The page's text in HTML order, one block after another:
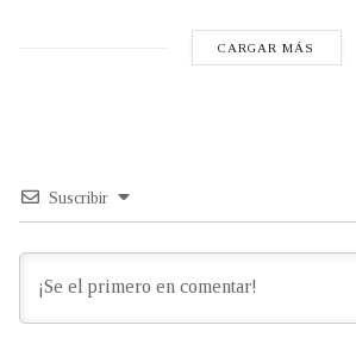
CARGAR MÁS
Suscribir